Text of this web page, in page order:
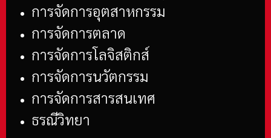
การจัดการอุตสาหกรรม
การจัดการตลาด
การจัดการโลจิสติกส์
การจัดการนวัตกรรม
การจัดการสารสนเทศ
ธรณีวิทยา